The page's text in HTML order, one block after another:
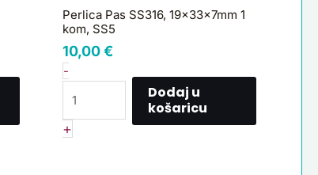
Perlica Pas SS316, 19x33x7mm 1
kom, SS5
10,00€
-
+
Dodaj u
košaricu